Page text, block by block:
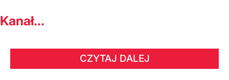
Kanał...
CZYTAJ DALEJ